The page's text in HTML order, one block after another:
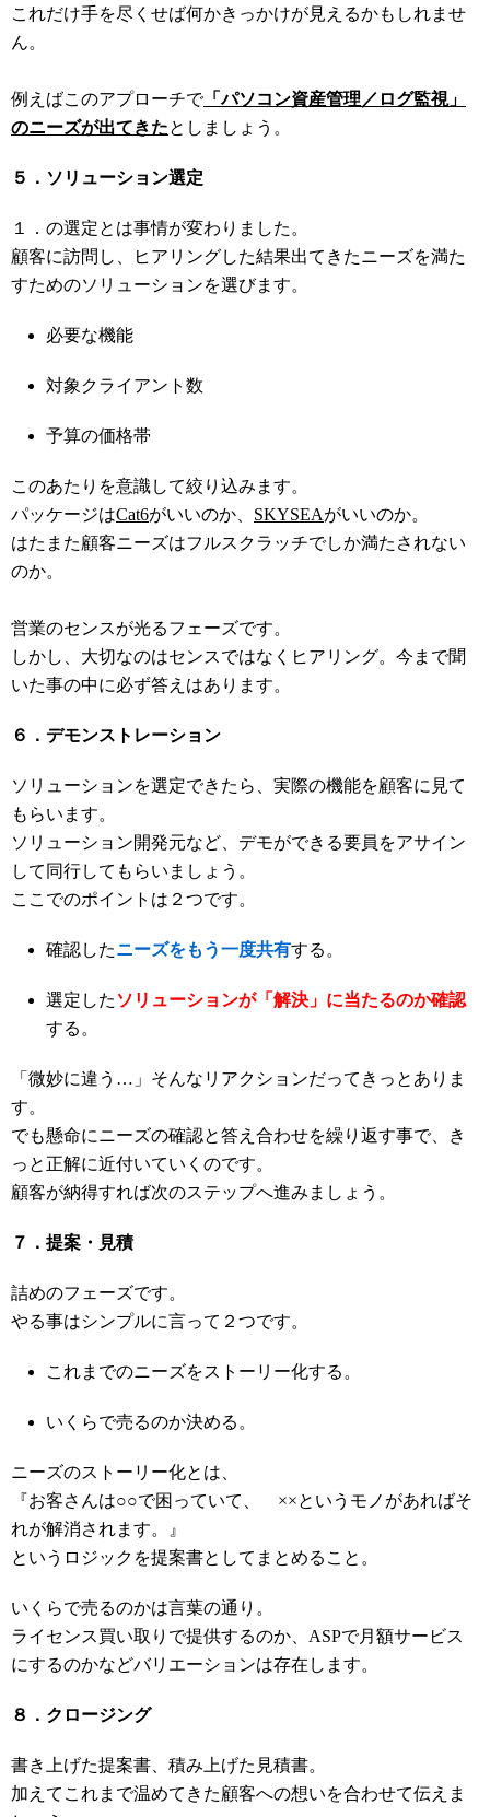
これだけ手を尽くせば何かきっかけが見えるかもしれませ
ん。
例えばこのアプローチで「パソコン資産管理／ログ監視」
のニーズが出てきたとしましょう。
５．ソリューション選定
１．の選定とは事情が変わりました。
顧客に訪問し、ヒアリングした結果出てきたニーズを満た
すためのソリューションを選びます。
必要な機能
対象クライアント数
予算の価格帯
このあたりを意識して絞り込みます。
パッケージはCat6がいいのか、 SKYSEAがいいのか。
はたまた顧客ニーズはフルスクラッチでしか満たされない
のか。
営業のセンスが光るフェーズです。
しかし、大切なのはセンスではなくヒアリング。今まで聞
いた事の中に必ず答えはあります。
６．デモンストレーション
ソリューションを選定できたら、実際の機能を顧客に見て
もらいます。
ソリューション開発元など、デモができる要員をアサイン
して同行してもらいましょう。
ここでのポイントは２つです。
確認したニーズをもう一度共有する。
選定した ソリューションが「解決」に当たるのか確認
する。
「微妙に違う…」そんなリアクションだってきっとありま
す。
でも懸命にニーズの確認と答え合わせを繰り返す事で、き
っと正解に近付いていくのです。
顧客が納得すれば次のステップへ進みましょう。
７．提案・見積
詰めのフェーズです。
やる事はシンプルに言って２つです。
これまでのニーズをストーリー化する。
いくらで売るのか決める。
ニーズのストーリー化とは、
『お客さんは○○で困っていて、 ××というモノがあればそ
れが解消されます。』
というロジックを提案書としてまとめること。
いくらで売るのかは言葉の通り。
ライセンス買い取りで提供するのか、ASPで月額サービス
にするのかなどバリエーションは存在します。
８．クロージング
書き上げた提案書、積み上げた見積書。
加えてこれまで温めてきた顧客への想いを合わせて伝えま